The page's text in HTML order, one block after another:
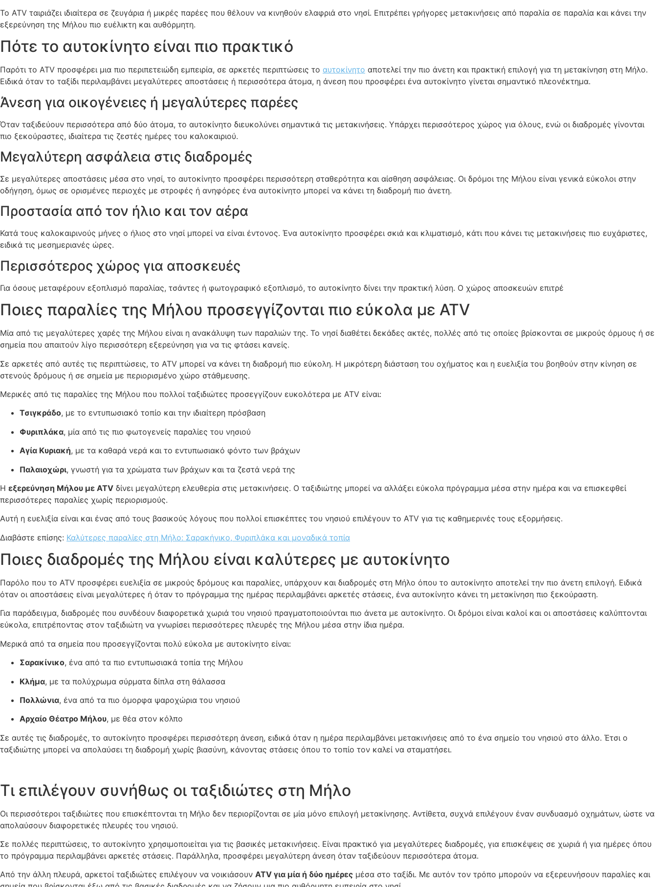
Το ATV ταιριάζει ιδιαίτερα σε ζευγάρια ή μικρές παρέες που θέλουν να κινηθούν ελαφριά στο νησί. Επιτρέπει γρήγορες μετακινήσεις από παραλία σε παραλία και κάνει την
εξερεύνηση της Μήλου πιο ευέλικτη και αυθόρμητη.
Πότε το αυτοκίνητο είναι πιο πρακτικό
Παρότι το ATV προσφέρει μια πιο περιπετειώδη εμπειρία, σε αρκετές περιπτώσεις το αυτοκίνητο αποτελεί την πιο άνετη και πρακτική επιλογή για τη μετακίνηση στη Μήλο.
Ειδικά όταν το ταξίδι περιλαμβάνει μεγαλύτερες αποστάσεις ή περισσότερα άτομα, η άνεση που προσφέρει ένα αυτοκίνητο γίνεται σημαντικό πλεονέκτημα.
Άνεση για οικογένειες ή μεγαλύτερες παρέες
Όταν ταξιδεύουν περισσότερα από δύο άτομα, το αυτοκίνητο διευκολύνει σημαντικά τις μετακινήσεις. Υπάρχει περισσότερος χώρος για όλους, ενώ οι διαδρομές γίνονται
πιο ξεκούραστες, ιδιαίτερα τις ζεστές ημέρες του καλοκαιριού.
Μεγαλύτερη ασφάλεια στις διαδρομές
Σε μεγαλύτερες αποστάσεις μέσα στο νησί, το αυτοκίνητο προσφέρει περισσότερη σταθερότητα και αίσθηση ασφάλειας. Οι δρόμοι της Μήλου είναι γενικά εύκολοι στην
οδήγηση, όμως σε ορισμένες περιοχές με στροφές ή ανηφόρες ένα αυτοκίνητο μπορεί να κάνει τη διαδρομή πιο άνετη.
Προστασία από τον ήλιο και τον αέρα
Κατά τους καλοκαιρινούς μήνες ο ήλιος στο νησί μπορεί να είναι έντονος. Ένα αυτοκίνητο προσφέρει σκιά και κλιματισμό, κάτι που κάνει τις μετακινήσεις πιο ευχάριστες,
ειδικά τις μεσημεριανές ώρες.
Περισσότερος χώρος για αποσκευές
Για όσους μεταφέρουν εξοπλισμό παραλίας, τσάντες ή φωτογραφικό εξοπλισμό, το αυτοκίνητο δίνει την πρακτική λύση. Ο χώρος αποσκευών επιτρέ
Ποιες παραλίες της Μήλου προσεγγίζονται πιο εύκολα με ATV
Μία από τις μεγαλύτερες χαρές της Μήλου είναι η ανακάλυψη των παραλιών της. Το νησί διαθέτει δεκάδες ακτές, πολλές από τις οποίες βρίσκονται σε μικρούς όρμους ή σε
σημεία που απαιτούν λίγο περισσότερη εξερεύνηση για να τις φτάσει κανείς.
Σε αρκετές από αυτές τις περιπτώσεις, το ATV μπορεί να κάνει τη διαδρομή πιο εύκολη. Η μικρότερη διάσταση του οχήματος και η ευελιξία του βοηθούν στην κίνηση σε
στενούς δρόμους ή σε σημεία με περιορισμένο χώρο στάθμευσης.
Μερικές από τις παραλίες της Μήλου που πολλοί ταξιδιώτες προσεγγίζουν ευκολότερα με ATV είναι:
Τσιγκράδο, με το εντυπωσιακό τοπίο και την ιδιαίτερη πρόσβαση
Φυριπλάκα, μία από τις πιο φωτογενείς παραλίες του νησιού
Αγία Κυριακή, με τα καθαρά νερά και το εντυπωσιακό φόντο των βράχων
Παλαιοχώρι, γνωστή για τα χρώματα των βράχων και τα ζεστά νερά της
Η εξερεύνηση Μήλου με ATV δίνει μεγαλύτερη ελευθερία στις μετακινήσεις. Ο ταξιδιώτης μπορεί να αλλάξει εύκολα πρόγραμμα μέσα στην ημέρα και να επισκεφθεί
περισσότερες παραλίες χωρίς περιορισμούς.
Αυτή η ευελιξία είναι και ένας από τους βασικούς λόγους που πολλοί επισκέπτες του νησιού επιλέγουν το ATV για τις καθημερινές τους εξορμήσεις.
Διαβάστε επίσης: Καλύτερες παραλίες στη Μήλο: Σαρακήνικο, Φυριπλάκα και μοναδικά τοπία
Ποιες διαδρομές της Μήλου είναι καλύτερες με αυτοκίνητο
Παρόλο που το ATV προσφέρει ευελιξία σε μικρούς δρόμους και παραλίες, υπάρχουν και διαδρομές στη Μήλο όπου το αυτοκίνητο αποτελεί την πιο άνετη επιλογή. Ειδικά
όταν οι αποστάσεις είναι μεγαλύτερες ή όταν το πρόγραμμα της ημέρας περιλαμβάνει αρκετές στάσεις, ένα αυτοκίνητο κάνει τη μετακίνηση πιο ξεκούραστη.
Για παράδειγμα, διαδρομές που συνδέουν διαφορετικά χωριά του νησιού πραγματοποιούνται πιο άνετα με αυτοκίνητο. Οι δρόμοι είναι καλοί και οι αποστάσεις καλύπτονται
εύκολα, επιτρέποντας στον ταξιδιώτη να γνωρίσει περισσότερες πλευρές της Μήλου μέσα στην ίδια ημέρα.
Μερικά από τα σημεία που προσεγγίζονται πολύ εύκολα με αυτοκίνητο είναι:
Σαρακίνικο, ένα από τα πιο εντυπωσιακά τοπία της Μήλου
Κλήμα, με τα πολύχρωμα σύρματα δίπλα στη θάλασσα
Πολλώνια, ένα από τα πιο όμορφα ψαροχώρια του νησιού
Αρχαίο Θέατρο Μήλου, με θέα στον κόλπο
Σε αυτές τις διαδρομές, το αυτοκίνητο προσφέρει περισσότερη άνεση, ειδικά όταν η ημέρα περιλαμβάνει μετακινήσεις από το ένα σημείο του νησιού στο άλλο. Έτσι ο
ταξιδιώτης μπορεί να απολαύσει τη διαδρομή χωρίς βιασύνη, κάνοντας στάσεις όπου το τοπίο τον καλεί να σταματήσει.
Τι επιλέγουν συνήθως οι ταξιδιώτες στη Μήλο
Οι περισσότεροι ταξιδιώτες που επισκέπτονται τη Μήλο δεν περιορίζονται σε μία μόνο επιλογή μετακίνησης. Αντίθετα, συχνά επιλέγουν έναν συνδυασμό οχημάτων, ώστε να
απολαύσουν διαφορετικές πλευρές του νησιού.
Σε πολλές περιπτώσεις, το αυτοκίνητο χρησιμοποιείται για τις βασικές μετακινήσεις. Είναι πρακτικό για μεγαλύτερες διαδρομές, για επισκέψεις σε χωριά ή για ημέρες όπου
το πρόγραμμα περιλαμβάνει αρκετές στάσεις. Παράλληλα, προσφέρει μεγαλύτερη άνεση όταν ταξιδεύουν περισσότερα άτομα.
Από την άλλη πλευρά, αρκετοί ταξιδιώτες επιλέγουν να νοικιάσουν ATV για μία ή δύο ημέρες μέσα στο ταξίδι. Με αυτόν τον τρόπο μπορούν να εξερευνήσουν παραλίες και